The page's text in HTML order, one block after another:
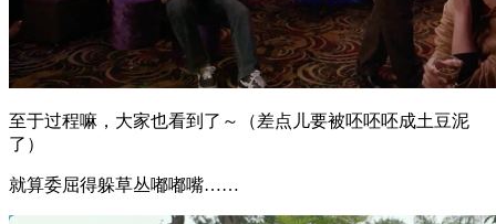
至于过程嘛，大家也看到了～（差点儿要被呸呸呸成土豆泥
了）
就算委屈得躲草丛嘟嘟嘴……